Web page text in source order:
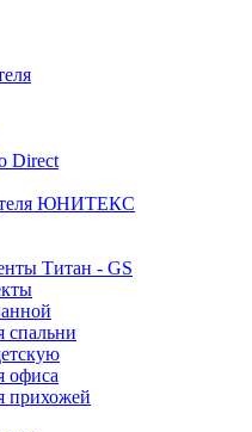
Direct
ЮНИТЕКС
Титан - GS
спальни
офиса
прихожей